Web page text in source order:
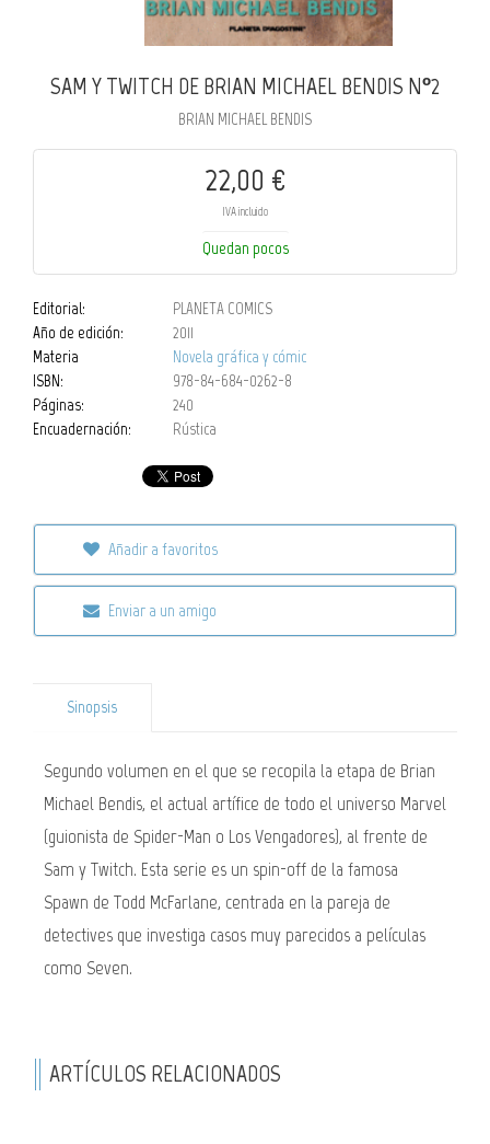
SAM Y TWITCH DE BRIAN MICHAEL BENDIS Nº2
BRIAN MICHAEL BENDIS
22,00 €
IVA incluido
Quedan pocos
Editorial:
PLANETA COMICS
Año de edición:
2011
Materia
Novela gráfica y cómic
ISBN:
978-84-684-0262-8
Páginas:
240
Encuadernación:
Rústica
Añadir a favoritos
Enviar a un amigo
Sinopsis
Segundo volumen en el que se recopila la etapa de Brian
Michael Bendis, el actual artífice de todo el universo Marvel
(guionista de Spider-Man o Los Vengadores), al frente de
Sam y Twitch. Esta serie es un spin-off de la famosa
Spawn de Todd McFarlane, centrada en la pareja de
detectives que investiga casos muy parecidos a películas
como Seven.
ARTÍCULOS RELACIONADOS